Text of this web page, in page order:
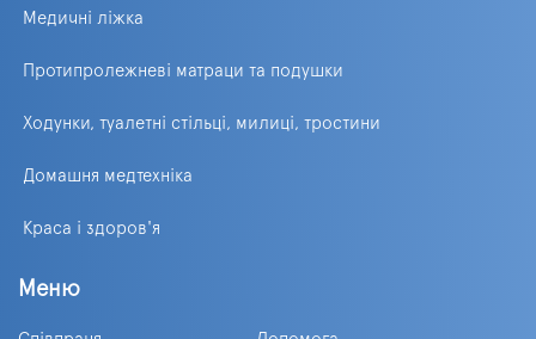
Медичні ліжка
Протипролежневі матраци та подушки
Ходунки, туалетні стільці, милиці, тростини
Домашня медтехніка
Краса і здоров'я
Меню